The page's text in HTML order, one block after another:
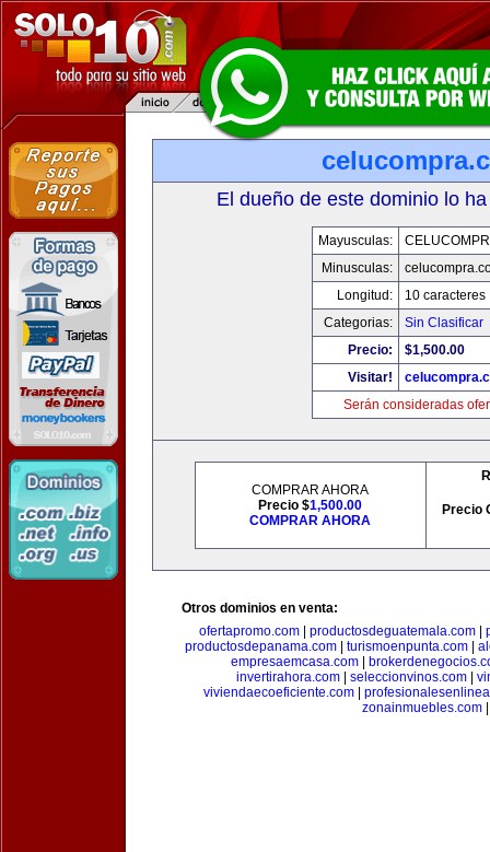
El dueño de este dominio lo
Mayusculas:
Minusculas:
Longitud:
10 caracteres
Categorias:
Sin Clasificar
Precio:
$1,500.00
Visitar!
Serán consideradas
COMPRAR AHORA
Precio $1,500.00
COMPRAR AHORA
Precio
Otros dominios en venta:
ofertapromo.com
productosdeguatemala.com
productosdepanama.com
turismoenpunta.com
empresaemcasa.com
invertirahora.com| seleccionvinos.com|
viviendaecoeficiente.com|
zonainmuebles.com